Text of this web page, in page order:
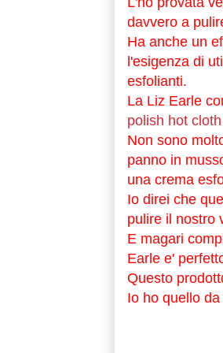
davvero a
Ha anche un
l'esigenza di
esfolianti.
La Liz Earle
polish hot
Non sono
panno in
una crema
Io direi che
pulire il nostro
E magari
Earle e'
Questo
Io ho quello